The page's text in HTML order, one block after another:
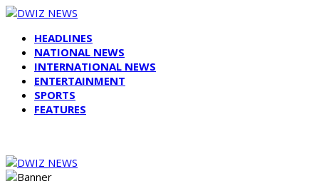
HEADLINES
NATIONAL NEWS
INTERNATIONAL NEWS
ENTERTAINMENT
SPORTS
FEATURES